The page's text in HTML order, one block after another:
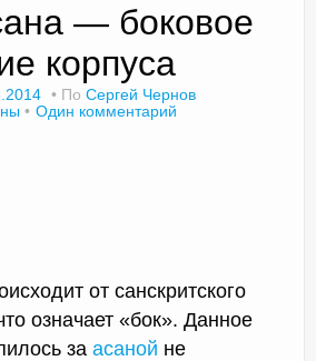
— боковое
корпуса
По Сергей Чернов
Один комментарий
от санскритского
означает «бок». Данное
за асаной не